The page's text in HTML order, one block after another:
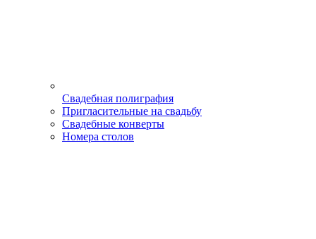
Свадебная полиграфия
Пригласительные на свадьбу
Свадебные конверты
Номера столов